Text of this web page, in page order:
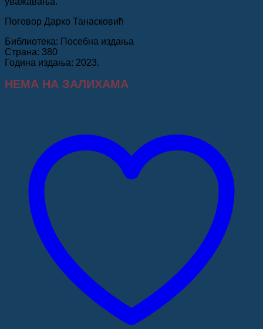
Поговор Дарко Танасковић
Библиотека: Посебна издања
Страна: 380
Година издања: 2023.
НЕМА НА ЗАЛИХАМА